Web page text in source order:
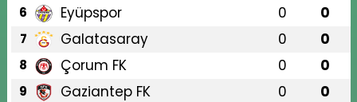
6 Eyüpspor 0 0
7 Galatasaray 0 0
8 Çorum FK 0 0
9 Gaziantep FK 0 0